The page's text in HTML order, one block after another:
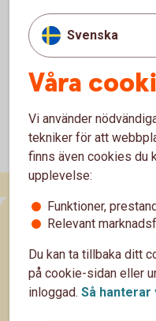
Svenska
Våra
Vi använder
tekniker för att
finns även cookies du
upplevelse:
Funktioner,
Relevant
Du kan ta tillbaka ditt
på cookie-sidan eller
inloggad. Så hanterar
Sidfot
Räkna
Ränta-på-ränta-
Sparkalkylator